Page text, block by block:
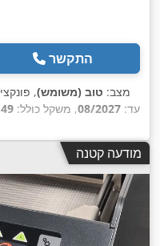
התקשר
מצב: טוב (משומש),
, מאושר על ידי DGUV עד: 08/2027, משקל כולל: 49 ק"ג
,
מודעה קטנה